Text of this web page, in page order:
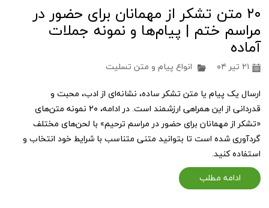
۲۰ متن تشکر از مهمانان برای حضور در
مراسم ختم | پیام‌ها و نمونه جملات
آماده
۲۱ تیر ۰۴
انواع پیام و متن تسلیت
ارسال یک پیام یا متن تشکر ساده، نشانه‌ای از ادب، محبت و
قدردانی از این همراهی ارزشمند است. در ادامه، ۲۰ نمونه متن‌های
«تشکر از مهمانان برای حضور در مراسم ترحیم» با لحن‌های مختلف
گردآوری شده است تا بتوانید متنی متناسب با شرایط خود انتخاب و
استفاده کنید.
ادامه مطلب